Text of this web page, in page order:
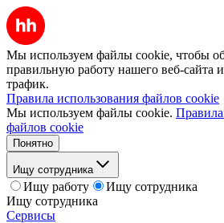
Мы используем файлы cookie, чтобы
правильную работу нашего веб-сайта
трафик.
Правила использования файлов cookie
Мы используем файлы cookie.
файлов cookie
Понятно
Ищу сотрудника
Ищу работу
Ищу сотрудника
Ищу сотрудника
Сервисы